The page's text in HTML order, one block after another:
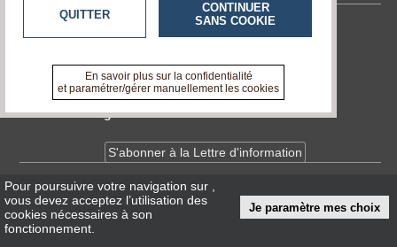
Contactez-nous
A propos de tvlocale.fr
Devenir délégué
S'abonner à la Lettre d'information
InfosCNIL/RGPD
Conditions Générales d'Utilisation
Pour poursuivre votre navigation sur
vous devez acceptez l’utilisation des
cookies nécessaires à son
fonctionnement.
Je paramètre mes choix
QUITTER
CONTINUER
SANS COOKIE
En savoir plus sur la confidentialité
et paramétrer/gérer manuellement les cookies